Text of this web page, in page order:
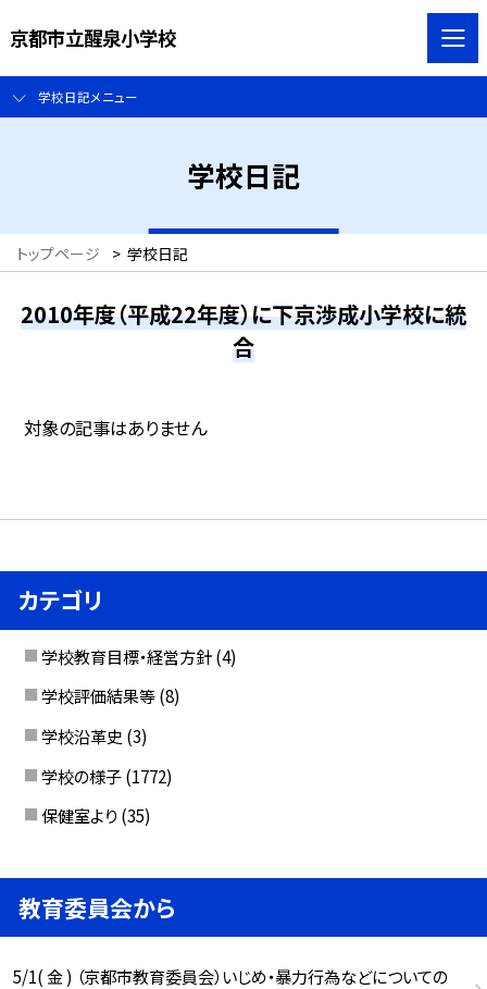
京都市立醒泉小学校
学校日記メニュー
学校日記
トップページ > 学校日記
2010年度（平成22年度）に下京渉成小学校に統
合
対象の記事はありません
カテゴリ
学校教育目標・経営方針 (4)
学校評価結果等 (8)
学校沿革史 (3)
学校の様子 (1772)
保健室より (35)
教育委員会から
5/1( 金 ) （京都市教育委員会）いじめ・暴力行為などについての